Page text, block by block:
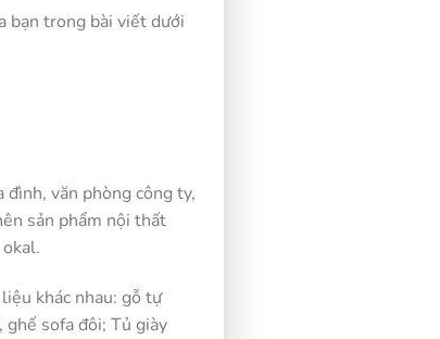
bạn trong bài viết dưới
văn phòng công ty,
sản phẩm nội thất
khác nhau: gỗ tự
ghế sofa đôi; Tủ giày